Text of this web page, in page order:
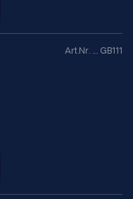
Art.Nr. .... GB111